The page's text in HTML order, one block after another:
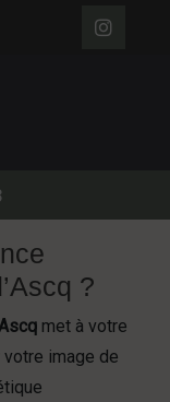
?
met à votre
image de